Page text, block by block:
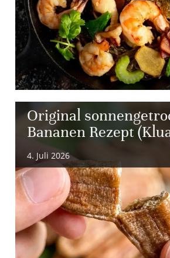
Original
Bananen Rezept
4. Juli 2026